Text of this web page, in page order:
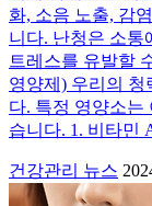
화, 소음 노출, 감
니다. 난청은 소통
트레스를 유발할
영양제) 우리의 청
다. 특정 영양소는
습니다. 1. 비타민
건강관리 뉴스